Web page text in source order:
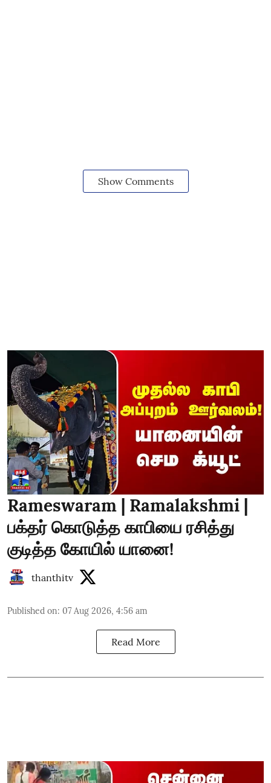
Show Comments
Rameswaram | Ramalakshmi |
பக்தர் கொடுத்த காபியை ரசித்து
குடித்த கோயில் யானை!
thanthitv
Published on: 07 Aug 2026, 4:56 am
Read More